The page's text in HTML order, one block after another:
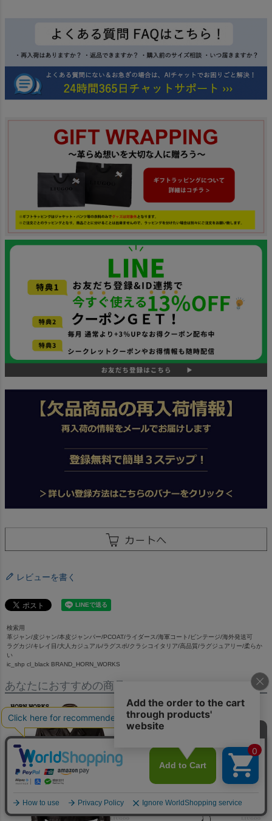
レビューを書く
検索用
革ジャン/皮ジャン/本皮ジャンパー/PCOAT/ライダース/海軍コート/ビンテージ/海外発送可
ラグカジ/キレイ目/大人カジュアル/ラグスポ/クラシコイタリア/高品質/ラグジュアリー/柔らか
い
ic_shp cl_black BRAND_HORN_WORKS
あなたにおすすめの商品